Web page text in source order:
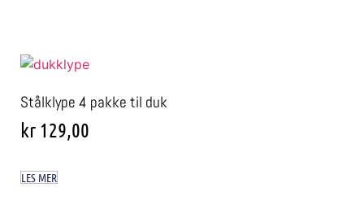
Stålklype 4 pakke til duk
kr 129,00
LES MER